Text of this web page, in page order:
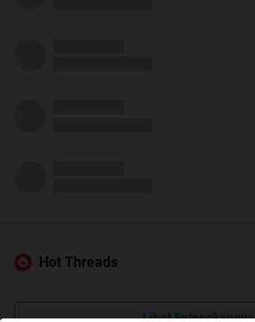
Hot Threads
Lihat Selengkapnya